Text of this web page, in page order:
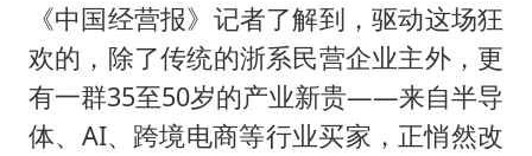
东方之约 相约未来
《中国经营报》记者了解到，驱动这场狂
欢的，除了传统的浙系民营企业主外，更
有一群35至50岁的产业新贵——来自半导
体、AI、跨境电商等行业买家，正悄然改